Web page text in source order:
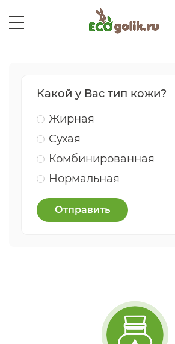
Какой у Вас тип кожи?
Жирная
Сухая
Комбинированная
Нормальная
Отправить